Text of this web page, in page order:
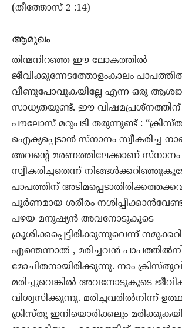
(തീത്തോസ് 2 :14)
ആമുഖം
തിന്മനിറഞ്ഞ ഈ ലോകത്തിൽ
ജീവിക്കുന്നേടത്തോളംകാലം
വീണുപോവുകയില്ലേ എന്ന ഒരു
സാധ്യതയുണ്ട്. ഈ വിഷമപ്രശ്നത്തിന്
പൗലോസ് മറുപടി തരുന്നുണ്ട് :
ഐക്യപ്പെടാൻ സ്നാനം സ്വീകരിച്ച
അവന്റെ മരണത്തിലേക്കാണ് സ്നാനം
സ്വീകരിച്ചതെന്ന്
പാപത്തിന്
പൂർണമായ ശരീരം
പഴയ മനുഷ്യൻ അവനോടുകൂടെ
ക്രൂശിക്കപ്പെട്ടിരിക്കുന്നുവെന്ന്
എന്തെന്നാൽ , മരിച്ചവൻ
മോചിതനായിരിക്കുന്നു. നാം
മരിച്ചുവെങ്കിൽ അവനോടുകൂടെ
വിശ്വസിക്കുന്നു. മരിച്ചവരിൽനിന്ന്
ക്രിസ്തു ഇനിയൊരിക്കലും